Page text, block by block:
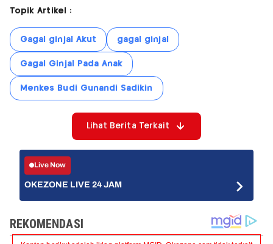
Topik Artikel :
Gagal ginjal Akut gagal ginjal
Gagal Ginjal Pada Anak
Menkes Budi Gunandi Sadikin
Lihat Berita Terkait
Live Now
OKEZONE LIVE 24 JAM